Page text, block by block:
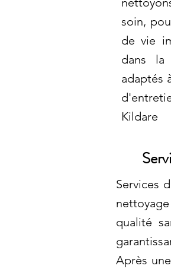
soin,
de vie
dans la
adaptés
Kildare
Services
qualité
Après